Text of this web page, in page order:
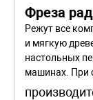
Фреза
Режут все
и мягкую
настольных
машинах. При
работайте в